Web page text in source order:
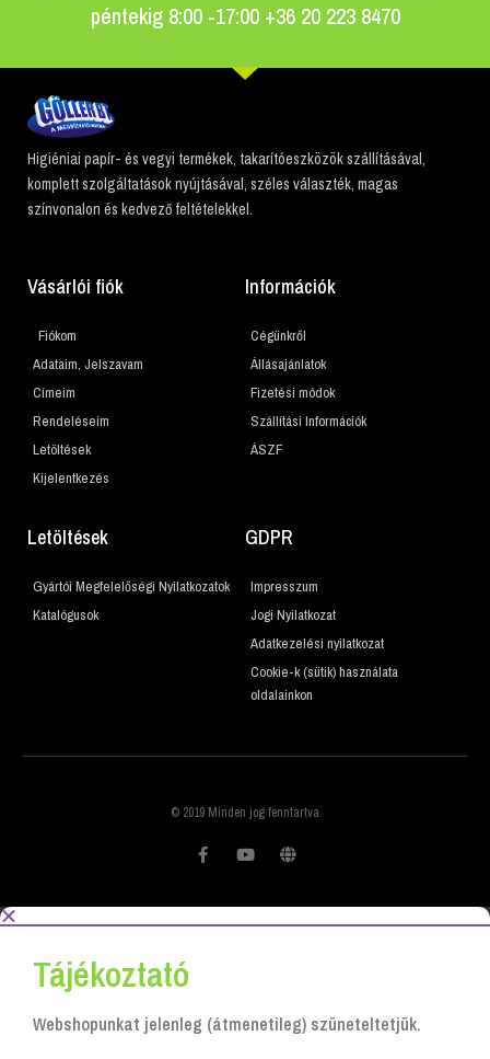
péntekig 8:00 -17:00 +36 20 223 8470
Higiéniai papír- és vegyi termékek, takarítóeszközök szállításával,
komplett szolgáltatások nyújtásával, széles választék, magas
színvonalon és kedvező feltételekkel.
Vásárlói fiók
Fiókom
Adataim, Jelszavam
Címeim
Rendeléseim
Letöltések
Kijelentkezés
Információk
Cégünkről
Állásajánlatok
Fizetési módok
Szállítási Információk
ÁSZF
Letöltések
Gyártói Megfelelőségi Nyilatkozatok
Katalógusok
GDPR
Impresszum
Jogi Nyilatkozat
Adatkezelési nyilatkozat
Cookie-k (sütik) használata
oldalainkon
© 2019 Minden jog fenntartva
Tájékoztató
Webshopunkat jelenleg (átmenetileg) szüneteltetjük.